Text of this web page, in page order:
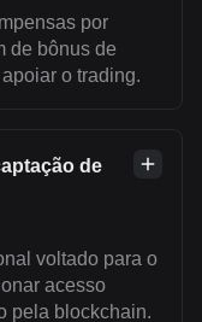
por
de bônus de
o trading.
de
voltado para o
acesso
pela blockchain.